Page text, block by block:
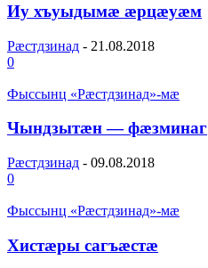
Иу хъуыдымæ æрцæуæм
Рæстдзинад - 21.08.2018
0
Фыссынц «Рæстдзинад»-мæ
Чындзытæн — фæзминаг
Рæстдзинад - 09.08.2018
0
Фыссынц «Рæстдзинад»-мæ
Хистæры сагъæстæ